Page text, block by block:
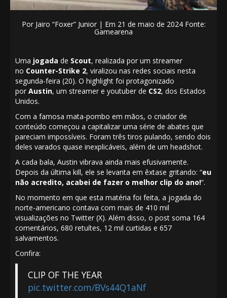
Por Jairo “Foxer” Junior | Em 21 de maio de 2024 Fonte:
Gamearena
Uma jogada de Scout, realizada por um streamer
no Counter-Strike 2, viralizou nas redes sociais nesta
segunda-feira (20). O highlight foi protagonizado
por Austin, um streamer e youtuber de CS2, dos Estados
Unidos.
Com a famosa mata-pombo em mãos, o criador de
conteúdo começou a capitalizar uma série de abates que
pareciam impossíveis. Foram três tiros pulando, sendo dois
deles varados quase inexplicáveis, além de um headshot.
A cada bala, Austin vibrava ainda mais efusivamente.
Depois da última kill, ele se levanta em êxtase gritando: “eu
não acredito, acabei de fazer o melhor clip do ano!“.
No momento em que esta matéria foi feita, a jogada do
norte-americano contava com mais de 410 mil
visualizações no Twitter (X). Além disso, o post soma 164
comentários, 680 retuítes, 12 mil curtidas e 657
salvamentos.
Confira:
CLIP OF THE YEAR
pic.twitter.com/BVs44Q1aNf